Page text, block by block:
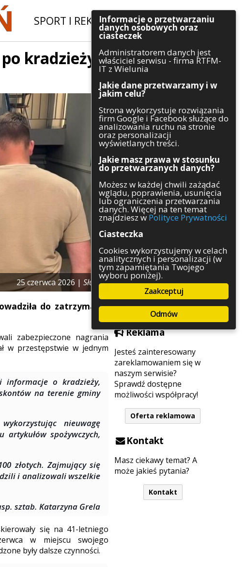
SPORT I REKREACJA|INWESTYCJE
Szukaj
Kategorie
Architektura
Gospodarka
Handel
Komunikaty
Kultura
Polityka
Pozostałe
Psychologia
Rolnictwo
Służby
Sport
Środowisko
Szkolnictwo
Wydarzenia
Zapowiedzi
Zdrowie
Reklama
Jesteś zainteresowany
zareklamowaniem się w
naszym serwisie?
Sprawdź dostępne
możliwości współpracy!
Oferta reklamowa
Kontakt
Masz ciekawy temat? A
może jakieś pytania?
Kontakt
kradzieży
25 czerwca 2026 |Służby
do zatrzymania
zabezpieczone nagrania
w przestępstwie w jednym
informacje o kradzieży,
na terenie gminy
nieuwagę
spożywczych,
złotych. Zajmujący się
i analizowali wszelkie
sztab. Katarzyna Grela
się na 41-letniego
w miejscu swojego
były dalsze czynności.
Informacje o przetwarzaniu
danych osobowych oraz
ciasteczek
Administratorem danych jest
właściciel serwisu - firma RTFM-
IT z Wielunia
Jakie dane przetwarzamy i w
jakim celu?
Strona wykorzystuje rozwiązania
firm Google i Facebook służące do
analizowania ruchu na stronie
oraz personalizacji
wyświetlanych treści.
Jakie masz prawa w stosunku
do przetwarzanych danych?
Możesz w każdej chwili zażądać
wglądu, poprawienia, usunięcia
lub ograniczenia przetwarzania
danych. Więcej na ten temat
znajdziesz w Polityce Prywatności
Ciasteczka
Cookies wykorzystujemy w celach
analitycznych i personalizacji (w
tym zapamiętania Twojego
wyboru poniżej).
Zaakceptuj
Odmów